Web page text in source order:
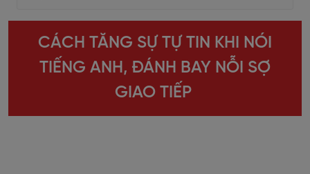
CÁCH TĂNG SỰ TỰ TIN KHI NÓI
TIẾNG ANH, ĐÁNH BAY NỖI SỢ
GIAO TIẾP